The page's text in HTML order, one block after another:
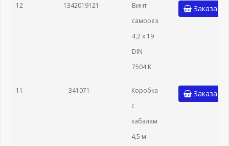
12 1342019121
Винт
саморез
4,2 x 19
DIN
7504 K
Заказать
11 341071
Коробка
с
кабалам
4,5 м
Заказать